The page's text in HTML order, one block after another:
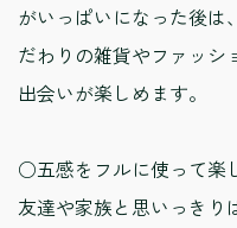
がいっぱいになった後は
だわりの雑貨やファッシ
出会いが楽しめます。
○五感をフルに使って楽
友達や家族と思いっきり